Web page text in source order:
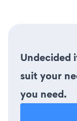
Undecided
suit your
you need.